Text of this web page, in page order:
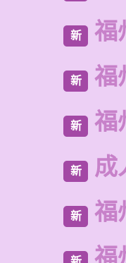
新 福
新 福
新 福
新 成
新 福
福